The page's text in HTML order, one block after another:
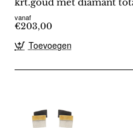
krt.goud met diamant
vanaf
€203,00
Toevoegen